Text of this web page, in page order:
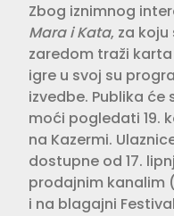
Zbog iznimnog
Mara i Kata, za
zaredom traži
igre u svoj su
izvedbe. Publika
moći pogledati 19.
na Kazermi.
dostupne od 17.
prodajnim kanalim
i na blagajni